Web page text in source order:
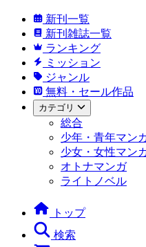
新刊一覧
新刊雑誌一覧
ランキング
ミッション
ジャンル
無料・セール作品
カテゴリ
総合
少年・青年マン
少女・女性マン
オトナマンガ
ライトノベル
トップ
検索